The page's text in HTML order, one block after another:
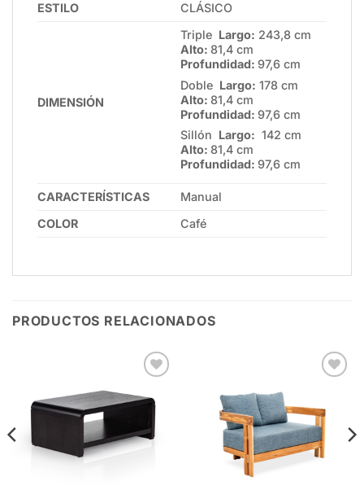
ESTILO CLÁSICO
DIMENSIÓN
Triple Largo: 243,8 cm
Alto:81,4 cm
Profundidad: 97,6 cm
Doble Largo: 178 cm
Alto:81,4 cm
Profundidad: 97,6 cm
Sillón Largo: 142 cm
Alto:81,4 cm
Profundidad: 97,6 cm
CARACTERÍSTICAS
Manual
COLOR
Café
PRODUCTOS RELACIONADOS
wishlist